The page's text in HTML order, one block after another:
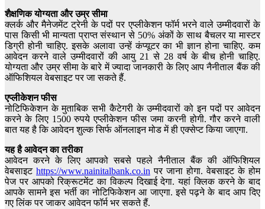
शैक्षणिक योग्यता और उम्र सीमा
क्लर्क और मैनेजमेंट ट्रेनी के पदों पर एप्लीकेशन फॉर्म भरने वाले उम्मीदवारों के
पास किसी भी मान्यता प्राप्त संस्थान से 50% अंकों के साथ बैचलर या मास्टर
डिग्री होनी चाहिए. इसके अलावा उन्हें कंप्यूटर का भी ज्ञान होना चाहिए. कम
आवेदन करने वाले उम्मीदवारों की आयु 21 से 28 वर्ष के बीच होनी चाहिए.
योग्यता और उम्र सीमा के बारे में ज्यादा जानकारी के लिए आप नैनीताल बैंक की
ऑफिशियल वेबसाइट पर जा सकते हैं.
एप्लीकेशन फीस
नोटिफिकेशन के मुताबिक सभी कैटेगरी के उम्मीदवारों को इन पदों पर आवेदन
करने के लिए 1500 रुपये एप्लीकेशन फीस जमा करनी होगी. गौर करने वाली
बात यह है कि आवेदन शुल्क सिर्फ ऑनलाइन मोड में ही एक्सेप्ट किया जाएगा.
यह है आवेदन का तरीका
आवेदन करने के लिए आपको सबसे पहले नैनीताल बैंक की ऑफिशियल
वेबसाइट https://www.nainitalbank.co.in पर जाना होगा. वेबसाइट के होम
पेज पर आपको रिक्रूटमेंट का विकल्प दिखाई देगा. यहां क्लिक करने के बाद
आपके सामने इस भर्ती का नोटिफिकेशन आ जाएगा. इसे पढ़ने के बाद आप दिए
गए लिंक पर जाकर आवेदन फॉर्म भर सकते हैं.